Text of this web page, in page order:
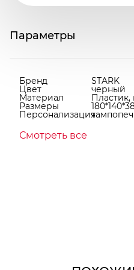
Параметры
Бренд STARK
Цвет черный
Материал Пластик,
Размеры
Персонализация
Смотреть все